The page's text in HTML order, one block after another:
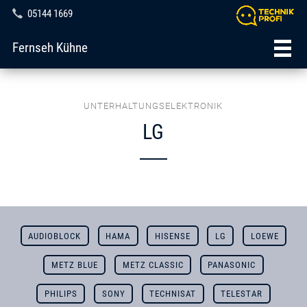
05144 1669
Fernseh Kühne
UNTERHALTUNGSELEKTRONIK
LG
AUDIOBLOCK HAMA HISENSE LG LOEWE
METZ BLUE METZ CLASSIC PANASONIC
PHILIPS SONY TECHNISAT TELESTAR